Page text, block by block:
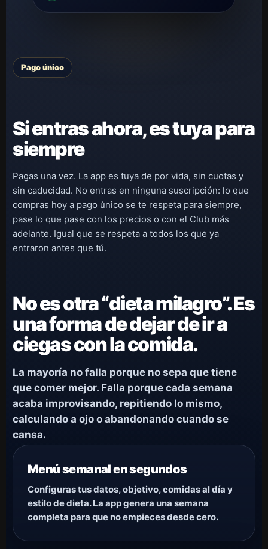
Pago único
Si entras ahora, es tuya para
siempre
Pagas una vez. La app es tuya de por vida, sin cuotas y
sin caducidad. No entras en ninguna suscripción: lo que
compras hoy a pago único se te respeta para siempre,
pase lo que pase con los precios o con el Club más
adelante. Igual que se respeta a todos los que ya
entraron antes que tú.
No es otra “dieta milagro”. Es
una forma de dejar de ir a
ciegas con la comida.
La mayoría no falla porque no sepa que tiene
que comer mejor. Falla porque cada semana
acaba improvisando, repitiendo lo mismo,
calculando a ojo o abandonando cuando se
cansa.
Menú semanal en segundos
Configuras tus datos, objetivo, comidas al día y
estilo de dieta. La app genera una semana
completa para que no empieces desde cero.